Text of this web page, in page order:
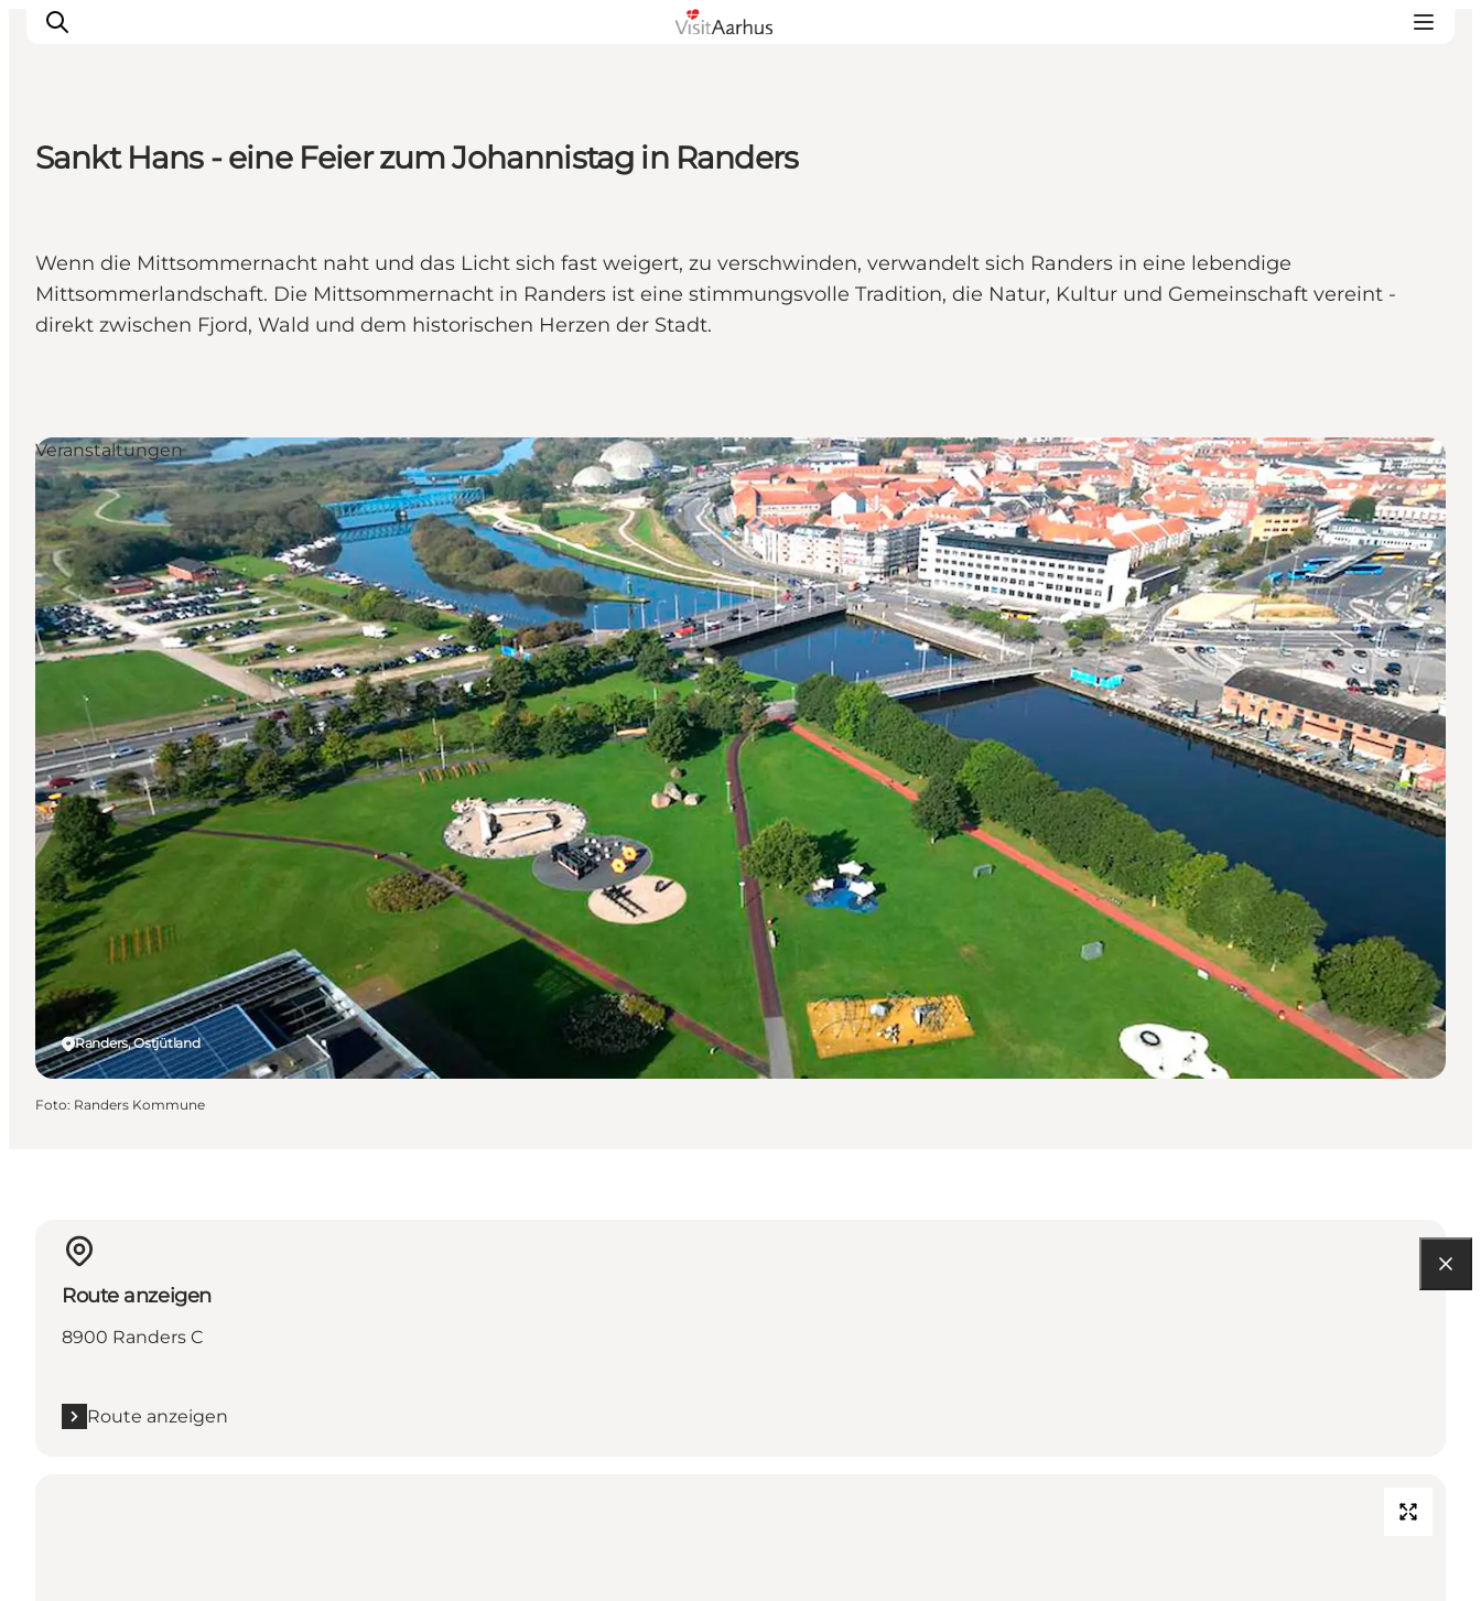
Städte und Regionen
Reiseplanung
Transport
Sankt Hans - eine Feier zum Johannistag in Randers
Wenn die Mittsommernacht naht und das Licht sich fast weigert, zu verschwinden, verwandelt sich Randers in eine lebendige
Mittsommerlandschaft. Die Mittsommernacht in Randers ist eine stimmungsvolle Tradition, die Natur, Kultur und Gemeinschaft vereint -
direkt zwischen Fjord, Wald und dem historischen Herzen der Stadt.
Randers, Ostjütland
Veranstaltungen
Foto: Randers Kommune
Route anzeigen
8900 Randers C
Route anzeigen